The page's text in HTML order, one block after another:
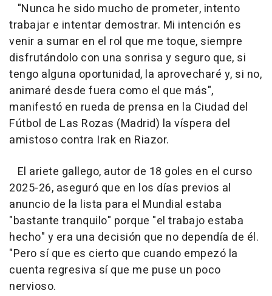
"Nunca he sido mucho de prometer, intento
trabajar e intentar demostrar. Mi intención es
venir a sumar en el rol que me toque, siempre
disfrutándolo con una sonrisa y seguro que, si
tengo alguna oportunidad, la aprovecharé y, si no,
animaré desde fuera como el que más",
manifestó en rueda de prensa en la Ciudad del
Fútbol de Las Rozas (Madrid) la víspera del
amistoso contra Irak en Riazor.
El ariete gallego, autor de 18 goles en el curso
2025-26, aseguró que en los días previos al
anuncio de la lista para el Mundial estaba
"bastante tranquilo" porque "el trabajo estaba
hecho" y era una decisión que no dependía de él.
"Pero sí que es cierto que cuando empezó la
cuenta regresiva sí que me puse un poco
nervioso.